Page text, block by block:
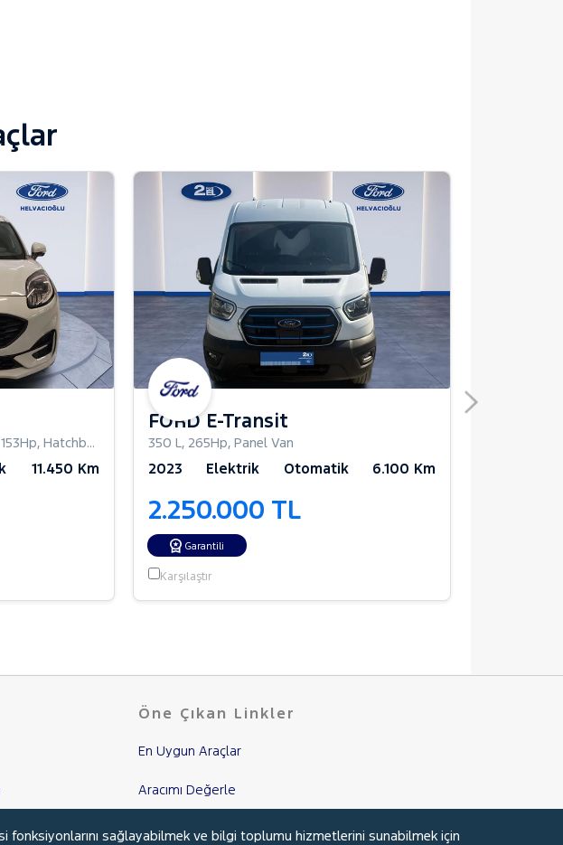
153Hp, Hatchback 5 Kapı
11.450 Km
FORD E-Transit
350 L , 265Hp, Panel Van
2023 Elektrik Otomatik 6.100 Km
2.250.000 TL
Garantili
Karşılaştır
Öne Çıkan Linkler
En Uygun Araçlar
Aracımı Değerle
İkinci El Garanti
sağlayabilmek ve bilgi toplumu hizmetlerini sunabilmek için